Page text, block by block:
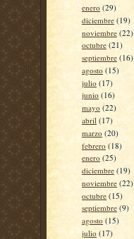
enero (29)
diciembre (19)
noviembre (22)
octubre (21)
septiembre (16)
agosto (15)
julio (17)
junio (16)
mayo (22)
abril (17)
marzo (20)
febrero (18)
enero (25)
diciembre (19)
noviembre (22)
octubre (15)
septiembre (9)
agosto (15)
julio (17)